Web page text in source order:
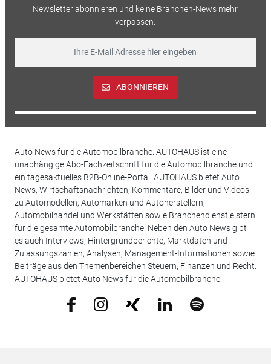
Newsletter abonnieren und keine Branchen-News mehr
verpassen.
ABONNIEREN
Auto News für die Automobilbranche: AUTOHAUS ist eine
unabhängige Abo-Fachzeitschrift für die Automobilbranche und
ein tagesaktuelles B2B-Online-Portal. AUTOHAUS bietet Auto
News, Wirtschaftsnachrichten, Kommentare, Bilder und Videos
zu Automodellen, Automarken und Autoherstellern,
Automobilhandel und Werkstätten sowie Branchendienstleistern
für die gesamte Automobilbranche. Neben den Auto News gibt
es auch Interviews, Hintergrundberichte, Marktdaten und
Zulassungszahlen, Analysen, Management-Informationen sowie
Beiträge aus den Themenbereichen Steuern, Finanzen und Recht.
AUTOHAUS bietet Auto News für die Automobilbranche.